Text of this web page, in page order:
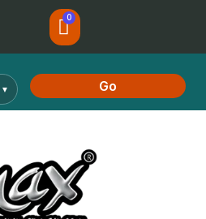
Go